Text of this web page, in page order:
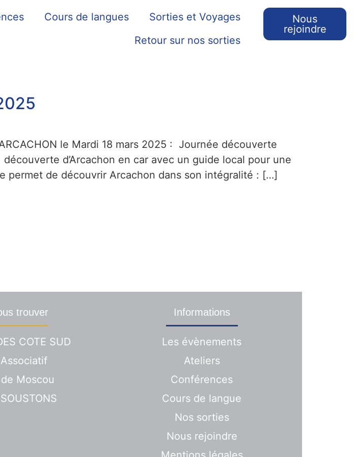
Cours de langues
Sorties et Voyages
Retour sur nos sorties
Nous
rejoindre
le Mardi 18 mars 2025 : Journée découverte
d’Arcachon en car avec un guide local pour une
permet de découvrir Arcachon dans son intégralité : […]
trouver
COTE SUD
Moscou
Informations
Les évènements
Ateliers
Conférences
Cours de langue
Nos sorties
Nous rejoindre